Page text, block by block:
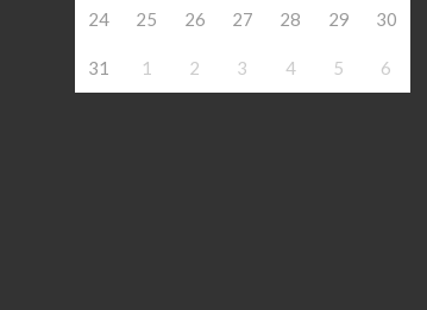
24 25 26 27 28 29 30
31 1 2 3 4 5 6